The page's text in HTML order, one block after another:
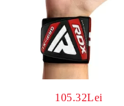
105.32Lei